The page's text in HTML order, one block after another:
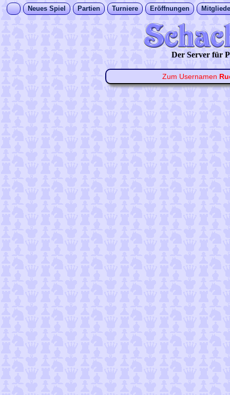
Neues Spiel Partien Turniere Eröffnungen
Der Server für
Zum Usernamen